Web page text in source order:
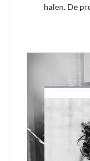
halen. De